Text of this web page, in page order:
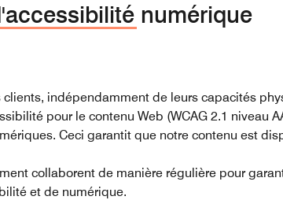
numérique
indépendamment de leurs capacités
pour le contenu Web (WCAG 2.1 niveau
Ceci garantit que notre contenu est
collaborent de manière régulière pour
et de numérique.